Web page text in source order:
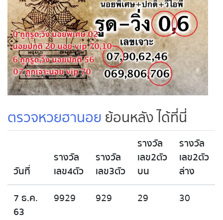
ตรวจหวยฮานอย ย้อนหลัง ได้ที่นี่
วันที่
รางวัล
เลข4ตัว
รางวัล
เลข3ตัว
รางวัล
เลข2ตัว
บน
รางวัล
เลข2ตัว
ล่าง
7 ธ.ค.
63
9929 929 29 30